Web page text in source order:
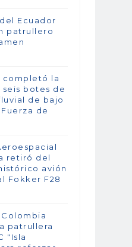
Ecuador
patrullero
completó la
botes de
de bajo
de
retiró del
avión
Fokker F28
patrullera
"Isla